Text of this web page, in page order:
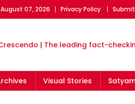
07, 2026 Privacy Policy
Visual Stories